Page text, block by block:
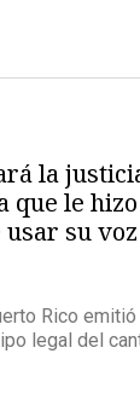
la
que le
su
Rico
legal del